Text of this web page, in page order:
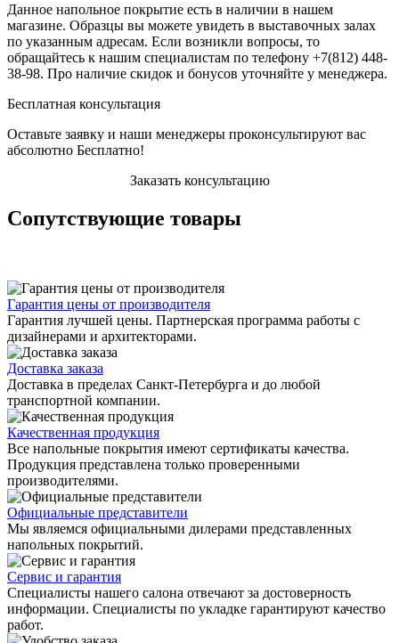
Данное напольное покрытие есть в наличии в нашем
магазине. Образцы вы можете увидеть в выставочных залах
по указанным адресам. Если возникли вопросы, то
обращайтесь к нашим специалистам по телефону +7(812) 448-
38-98. Про наличие скидок и бонусов уточняйте у менеджера.
Бесплатная консультация
Оставьте заявку и наши менеджеры проконсультируют вас
абсолютно Бесплатно!
Заказать консультацию
Сопутствующие товары
Гарантия цены от производителя
Гарантия лучшей цены. Партнерская программа работы с
дизайнерами и архитекторами.
Доставка заказа
Доставка в пределах Санкт-Петербурга и до любой
транспортной компании.
Качественная продукция
Все напольные покрытия имеют сертификаты качества.
Продукция представлена только проверенными
производителями.
Официальные представители
Мы являемся официальными дилерами представленных
напольных покрытий.
Сервис и гарантия
Специалисты нашего салона отвечают за достоверность
информации. Специалисты по укладке гарантируют качество
работ.